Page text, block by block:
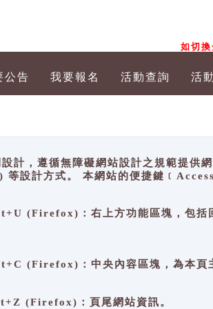
如切
公告 我要報名 活動查詢 活
計，遵循無障礙網站設計之規範提
設計方式。 本網站的便捷鍵
(Firefox)：右上方功能區塊，包括
(Firefox)：中央內容區塊，為本頁
(Firefox)：頁尾網站資訊。